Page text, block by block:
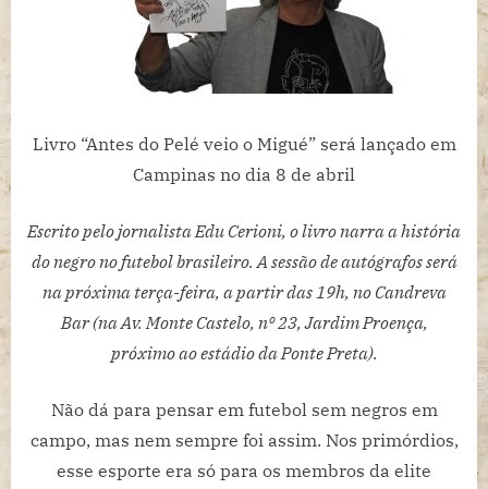
Livro “Antes do Pelé veio o Migué” será lançado em
Campinas no dia 8 de abril
Escrito pelo jornalista Edu Cerioni, o livro narra a história
do negro no futebol brasileiro. A sessão de autógrafos será
na próxima terça-feira, a partir das 19h, no Candreva
Bar (na Av. Monte Castelo, nº 23, Jardim Proença,
próximo ao estádio da Ponte Preta).
Não dá para pensar em futebol sem negros em
campo, mas nem sempre foi assim. Nos primórdios,
esse esporte era só para os membros da elite